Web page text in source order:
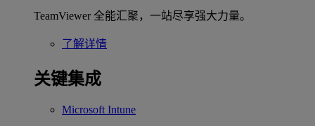
TeamViewer 全能汇聚，一站尽享强大力量。
了解详情
关键集成
Microsoft Intune